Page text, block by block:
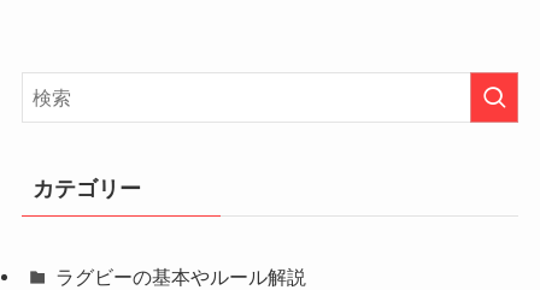
カテゴリー
ラグビーの基本やルール解説